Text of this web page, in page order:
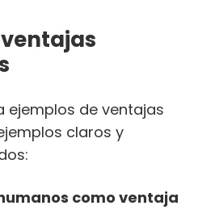
ejemplos de ventajas
claros y
como ventaja